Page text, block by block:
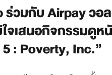
ร่วมกับ Airpay ว
จเสนอกิจกรรมดู
: Poverty, Inc.”